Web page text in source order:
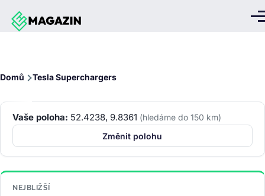
Přejít k hlavnímu obsahu
Domů Tesla Superchargers
Vaše poloha: 52.4238, 9.8361 (hledáme do 150 km)
Změnit polohu
NEJBLIŽŠÍ